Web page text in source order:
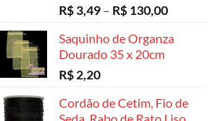
Avaliação
5.00
de 5
R$3,49 – R$130,00Faixa
preço:
Saquinho de Organza
Dourado 35 x 20cm
R$2,20
Cordão de Cetim, Fio de